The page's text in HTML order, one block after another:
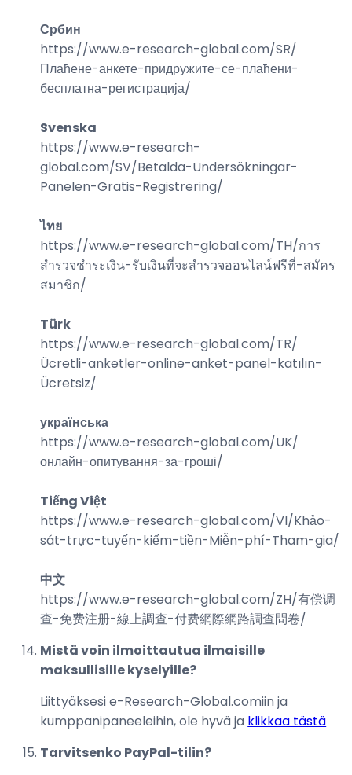
Србин
https://www.e-research-global.com/SR/
Плаћене-анкете-придружите-се-плаћени-
бесплатна-регистрација/
Svenska
https://www.e-research-
global.com/SV/Betalda-Undersökningar-
Panelen-Gratis-Registrering/
ไทย
https://www.e-research-global.com/TH/การ
สำรวจชำระเงิน-รับเงินที่จะสำรวจออนไลน์ฟรีที่-สมัคร
สมาชิก/
Türk
https://www.e-research-global.com/TR/
Ücretli-anketler-online-anket-panel-katılın-
Ücretsiz/
українська
https://www.e-research-global.com/UK/
онлайн-опитування-за-гроші/
Tiếng Việt
https://www.e-research-global.com/VI/Khảo-
sát-trực-tuyến-kiếm-tiền-Miễn-phí-Tham-gia/
中文
https://www.e-research-global.com/ZH/有偿调
查-免费注册-線上調查-付费網際網路調查問卷/
Mistä voin ilmoittautua ilmaisille
maksullisille kyselyille?
Liittyäksesi e-Research-Global.comiin ja
kumppanipaneeleihin, ole hyvä ja klikkaa tästä
Tarvitsenko PayPal-tilin?